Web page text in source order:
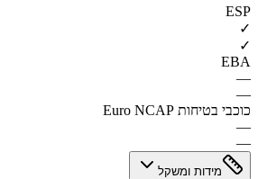
ESP
✓
✓
EBA
—
—
כוכבי בטיחות Euro NCAP
—
—
מידות ומשקל